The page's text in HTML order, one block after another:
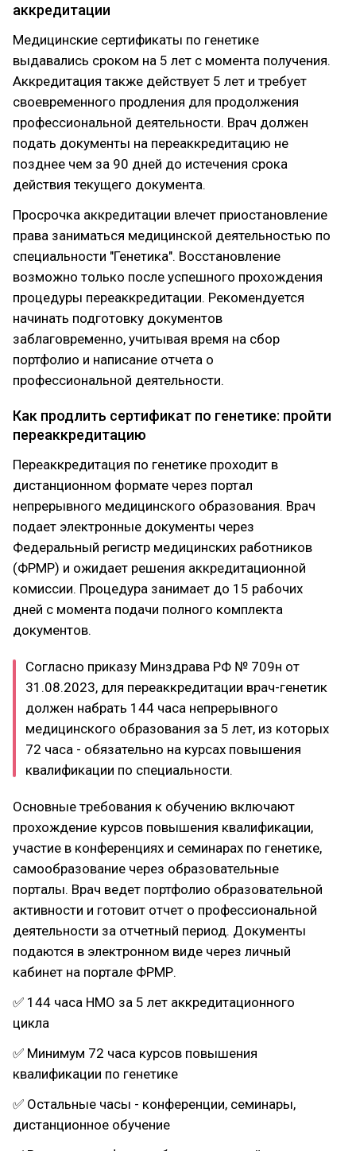
аккредитации
Медицинские сертификаты по генетике
выдавались сроком на 5 лет с момента получения.
Аккредитация также действует 5 лет и требует
своевременного продления для продолжения
профессиональной деятельности. Врач должен
подать документы на переаккредитацию не
позднее чем за 90 дней до истечения срока
действия текущего документа.
Просрочка аккредитации влечет приостановление
права заниматься медицинской деятельностью по
специальности "Генетика". Восстановление
возможно только после успешного прохождения
процедуры переаккредитации. Рекомендуется
начинать подготовку документов
заблаговременно, учитывая время на сбор
портфолио и написание отчета о
профессиональной деятельности.
Как продлить сертификат по генетике: пройти
переаккредитацию
Переаккредитация по генетике проходит в
дистанционном формате через портал
непрерывного медицинского образования. Врач
подает электронные документы через
Федеральный регистр медицинских работников
(ФРМР) и ожидает решения аккредитационной
комиссии. Процедура занимает до 15 рабочих
дней с момента подачи полного комплекта
документов.
Согласно приказу Минздрава РФ № 709н от
31.08.2023, для переаккредитации врач-генетик
должен набрать 144 часа непрерывного
медицинского образования за 5 лет, из которых
72 часа - обязательно на курсах повышения
квалификации по специальности.
Основные требования к обучению включают
прохождение курсов повышения квалификации,
участие в конференциях и семинарах по генетике,
самообразование через образовательные
порталы. Врач ведет портфолио образовательной
активности и готовит отчет о профессиональной
деятельности за отчетный период. Документы
подаются в электронном виде через личный
кабинет на портале ФРМР.
✅ 144 часа НМО за 5 лет аккредитационного
цикла
✅ Минимум 72 часа курсов повышения
квалификации по генетике
✅ Остальные часы - конференции, семинары,
дистанционное обучение